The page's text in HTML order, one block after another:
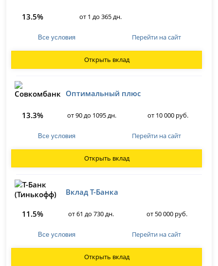
13.5% от 1 до 365 дн.
Все условия Перейти на сайт
Открыть вклад
Оптимальный плюс
13.3% от 90 до 1095 дн. от 10 000 руб.
Все условия Перейти на сайт
Открыть вклад
Вклад Т-Банка
11.5% от 61 до 730 дн. от 50 000 руб.
Все условия Перейти на сайт
Открыть вклад